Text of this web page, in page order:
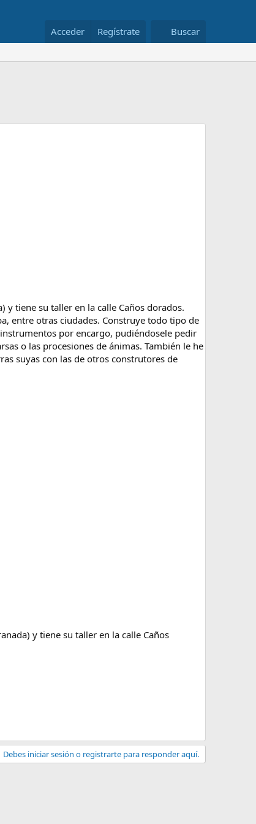
Acceder Regístrate Buscar
tiene su taller en la calle Caños dorados.
entre otras ciudades. Construye todo tipo de
por encargo, pudiéndosele pedir
o las procesiones de ánimas. También le he
suyas con las de otros construtores de
y tiene su taller en la calle Caños
Debes iniciar sesión o registrarte para responder aquí.